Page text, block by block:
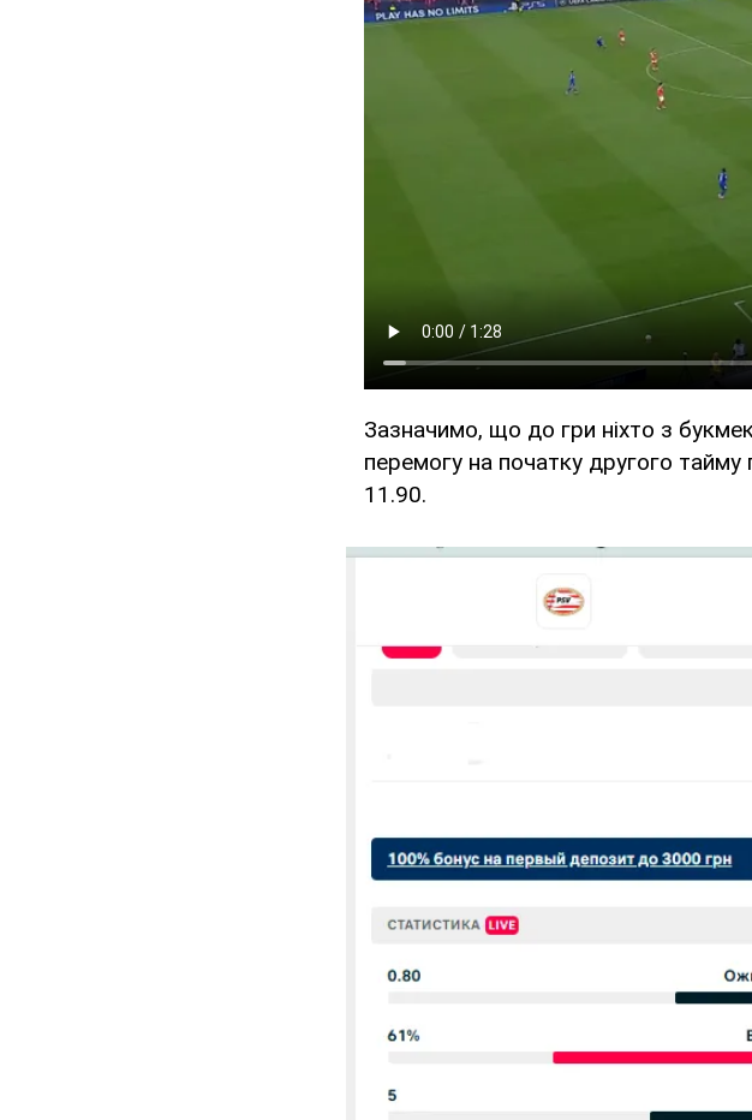
Зазначимо, що до гри ніхто з
перемогу на початку другого
11.90.